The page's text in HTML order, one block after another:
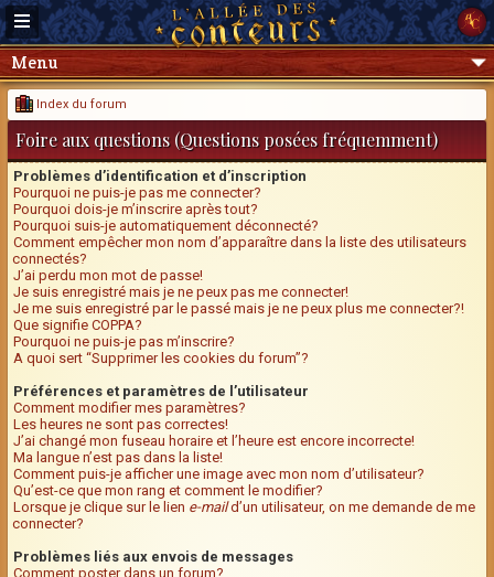
Menu
Index du forum
Foire aux questions (Questions posées fréquemment)
Problèmes d’identification et d’inscription
Pourquoi ne puis-je pas me connecter?
Pourquoi dois-je m’inscrire après tout?
Pourquoi suis-je automatiquement déconnecté?
Comment empêcher mon nom d’apparaître dans la liste des utilisateurs
connectés?
J’ai perdu mon mot de passe!
Je suis enregistré mais je ne peux pas me connecter!
Je me suis enregistré par le passé mais je ne peux plus me connecter?!
Que signifie COPPA?
Pourquoi ne puis-je pas m’inscrire?
A quoi sert “Supprimer les cookies du forum”?
Préférences et paramètres de l’utilisateur
Comment modifier mes paramètres?
Les heures ne sont pas correctes!
J’ai changé mon fuseau horaire et l’heure est encore incorrecte!
Ma langue n’est pas dans la liste!
Comment puis-je afficher une image avec mon nom d’utilisateur?
Qu’est-ce que mon rang et comment le modifier?
Lorsque je clique sur le lien e-maild’un utilisateur, on me demande de me
connecter?
Problèmes liés aux envois de messages
Comment poster dans un forum?